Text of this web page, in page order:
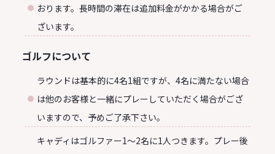
おります。長時間の滞在は追加料金がかかる場合がご
ざいます。
ゴルフについて
ラウンドは基本的に4名1組ですが、4名に満たない場合
は他のお客様と一緒にプレーしていただく場合がござ
いますので、予めご了承下さい。
キャディはゴルファー1～2名に1人つきます。プレー後